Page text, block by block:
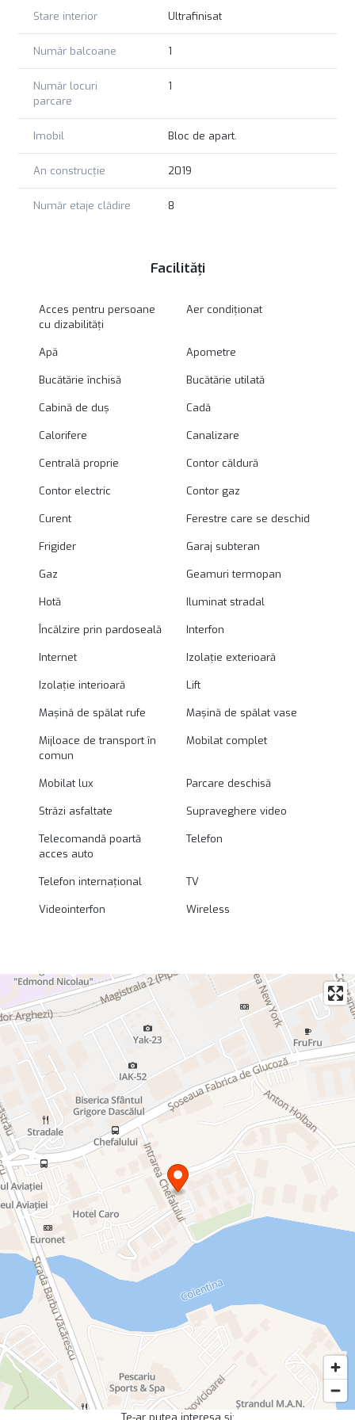
Stare interior Ultrafinisat
Număr balcoane 1
Număr locuri
parcare
1
Imobil Bloc de apart.
An construcție 2019
Număr etaje clădire 8
Facilități
Acces pentru persoane
cu dizabilități
Aer condiționat
Apă Apometre
Bucătărie închisă Bucătărie utilată
Cabină de duș Cadă
Calorifere Canalizare
Centrală proprie Contor căldură
Contor electric Contor gaz
Curent Ferestre care se deschid
Frigider Garaj subteran
Gaz Geamuri termopan
Hotă Iluminat stradal
Încălzire prin pardoseală Interfon
Internet Izolație exterioară
Izolație interioară Lift
Mașină de spălat rufe Mașină de spălat vase
Mijloace de transport în
comun
Mobilat complet
Mobilat lux Parcare deschisă
Străzi asfaltate Supraveghere video
Telecomandă poartă
acces auto
Telefon
Telefon internațional TV
Videointerfon Wireless